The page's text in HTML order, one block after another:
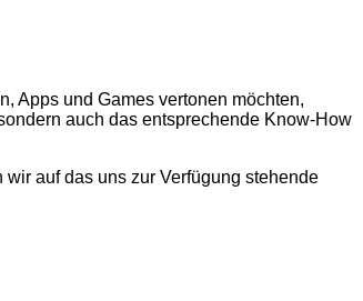
Apps und Games vertonen möchten,
auch das entsprechende Know-How
auf das uns zur Verfügung stehende